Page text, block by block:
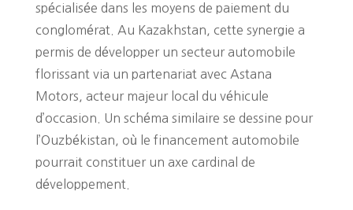
spécialisée dans les moyens de paiement du
conglomérat. Au Kazakhstan, cette synergie a
permis de développer un secteur automobile
florissant via un partenariat avec Astana
Motors, acteur majeur local du véhicule
d’occasion. Un schéma similaire se dessine pour
l’Ouzbékistan, où le financement automobile
pourrait constituer un axe cardinal de
développement.